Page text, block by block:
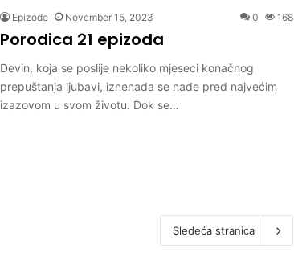
Epizode November 15, 2023 0 168
Porodica 21 epizoda
Devin, koja se poslije nekoliko mjeseci konačnog
prepuštanja ljubavi, iznenada se nađe pred najvećim
izazovom u svom životu. Dok se…
Sledeća stranica